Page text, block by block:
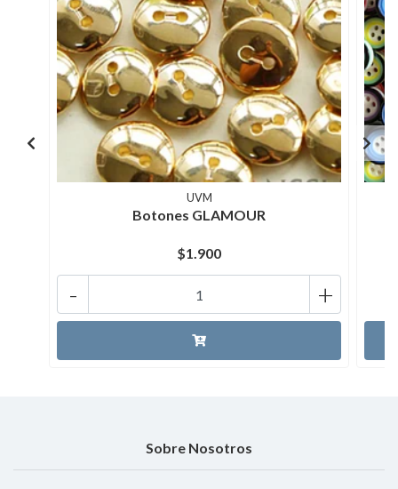
UVM
Botones GLAMOUR
$1.900
+
-
Sobre Nosotros